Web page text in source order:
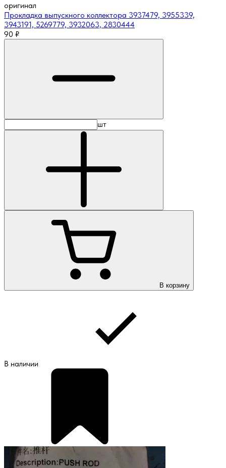
оригинал
Прокладка выпускного коллектора 3937479, 3955339,
3943191, 5269779, 3932063, 2830444
90 ₽
шт
В корзину
В наличии